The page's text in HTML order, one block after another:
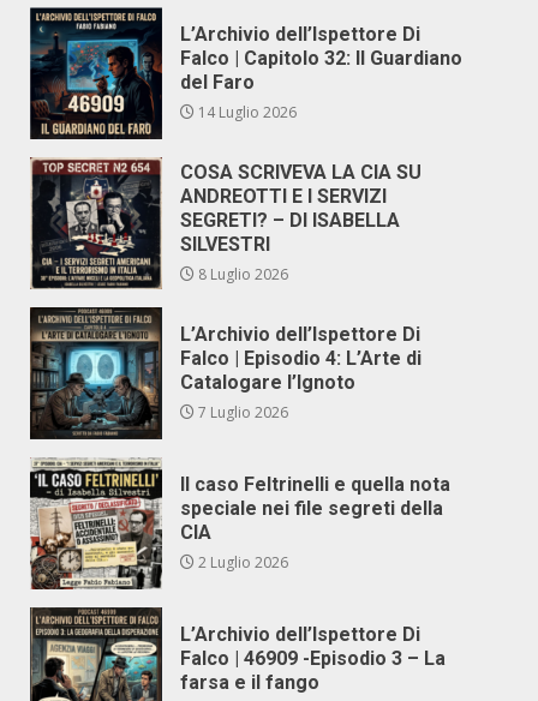
L’Archivio dell’Ispettore Di
Falco | Capitolo 32: Il Guardiano
del Faro
14 Luglio 2026
COSA SCRIVEVA LA CIA SU
ANDREOTTI E I SERVIZI
SEGRETI? – DI ISABELLA
SILVESTRI
8 Luglio 2026
L’Archivio dell’Ispettore Di
Falco | Episodio 4: L’Arte di
Catalogare l’Ignoto
7 Luglio 2026
Il caso Feltrinelli e quella nota
speciale nei file segreti della
CIA
2 Luglio 2026
L’Archivio dell’Ispettore Di
Falco | 46909 -Episodio 3 – La
farsa e il fango